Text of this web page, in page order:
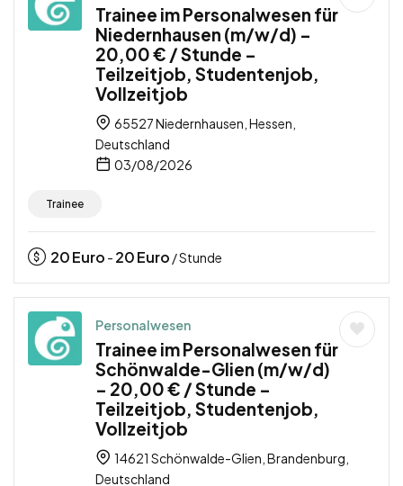
Trainee im Personalwesen für
Niedernhausen (m/w/d) –
20,00 € / Stunde –
Teilzeitjob, Studentenjob,
Vollzeitjob
65527 Niedernhausen, Hessen,
Deutschland
03/08/2026
Trainee
20Euro - 20Euro / Stunde
Personalwesen
Trainee im Personalwesen für
Schönwalde-Glien (m/w/d)
– 20,00 € / Stunde –
Teilzeitjob, Studentenjob,
Vollzeitjob
14621 Schönwalde-Glien, Brandenburg,
Deutschland